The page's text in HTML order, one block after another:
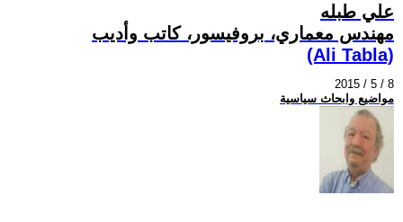
علي طبله
مهندس معماري، بروفيسور، كاتب وأديب
(Ali Tabla)
2015 / 5 / 8
مواضيع وابحاث سياسية